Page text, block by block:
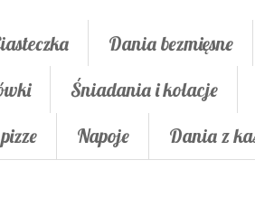
Dania bezmięsne
Śniadania i kolacje
Napoje Dania z